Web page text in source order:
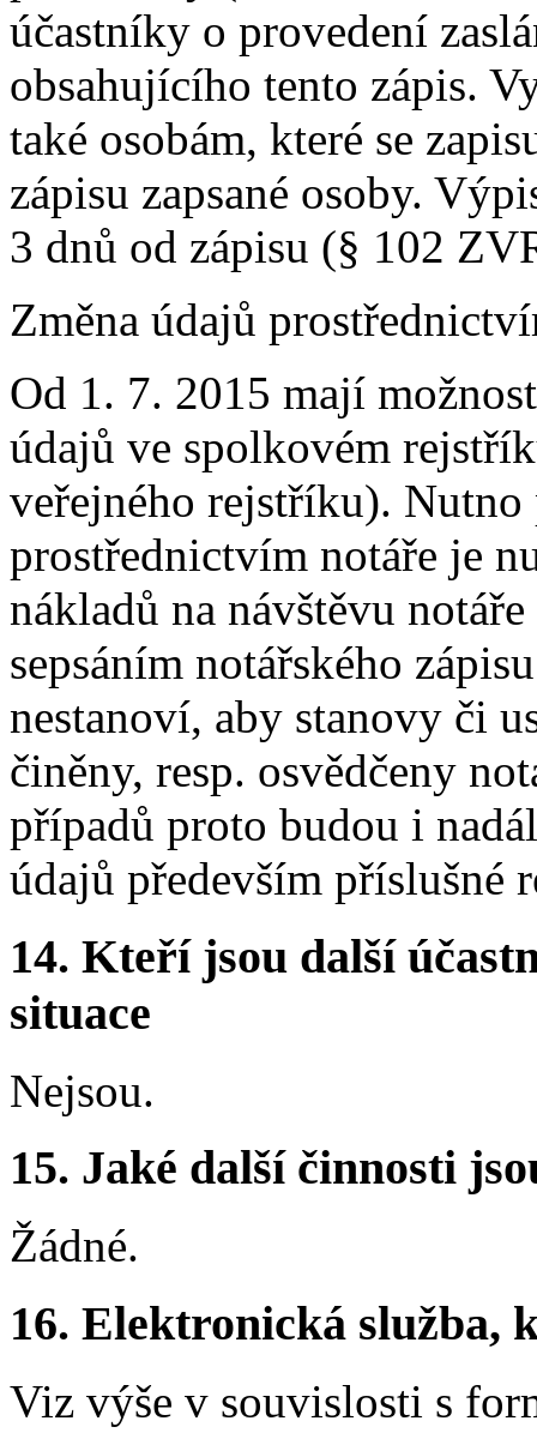
účastníky o provedení
obsahujícího tento zápis.
také osobám, které se
zápisu zapsané osoby.
3 dnů od zápisu (§ 102
Změna údajů
Od 1. 7. 2015 mají
údajů ve spolkovém
veřejného rejstříku).
prostřednictvím notáře je
nákladů na návštěvu
sepsáním notářského
nestanoví, aby stanovy či
činěny, resp. osvědčeny
případů proto budou i
údajů především příslušné
14. Kteří jsou další
situace
Nejsou.
15. Jaké další činnosti
Žádné.
16. Elektronická služba,
Viz výše v souvislosti s